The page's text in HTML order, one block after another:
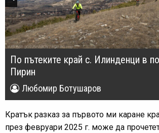
По пътеките край с. Илинденци в
Пирин
Любомир Ботушаров
Кратък разказ за първото ми каране
през февруари 2025 г. може да